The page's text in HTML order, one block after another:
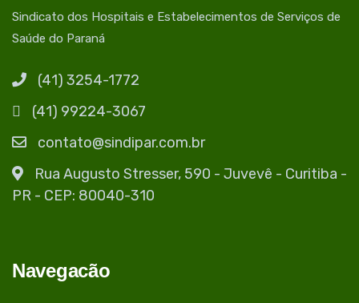
Sindicato dos Hospitais e Estabelecimentos de Serviços de
Saúde do Paraná
(41) 3254-1772
(41) 99224-3067
contato@sindipar.com.br
Rua Augusto Stresser, 590 - Juvevê - Curitiba -
PR - CEP: 80040-310
Navegacão